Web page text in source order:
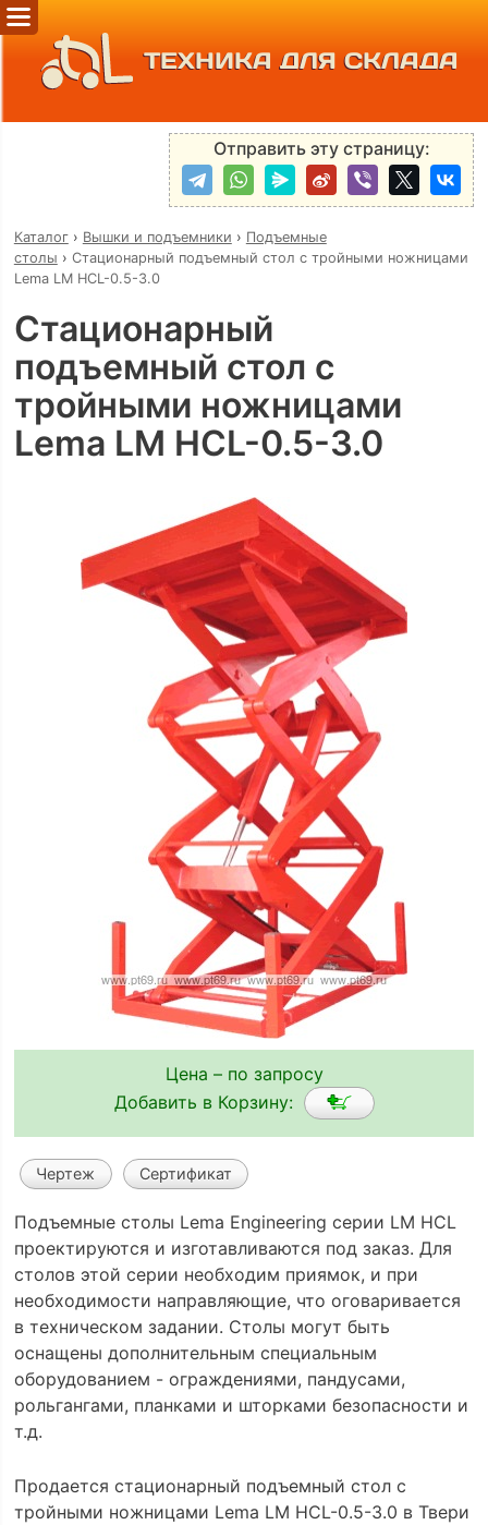
ТЕХНИКА ДЛЯ СКЛАДА
Отправить эту страницу:
Каталог› Вышки и подъемники › Подъемные
столы › Стационарный подъемный стол с тройными ножницами
Lema LM HCL-0.5-3.0
Стационарный
подъемный стол с
тройными ножницами
Lema LM HCL-0.5-3.0
Цена – по запросу
Добавить в Корзину:
Чертеж Сертификат
Подъемные столы Lema Engineering серии LM HCL
проектируются и изготавливаются под заказ. Для
столов этой серии необходим приямок, и при
необходимости направляющие, что оговаривается
в техническом задании. Столы могут быть
оснащены дополнительным специальным
оборудованием - ограждениями, пандусами,
рольгангами, планками и шторками безопасности и
т.д.
Продается стационарный подъемный стол с
тройными ножницами Lema LM HCL-0.5-3.0 в Твери